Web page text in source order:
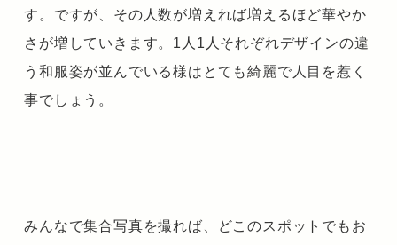
す。ですが、その人数が増えれば増えるほど華やか
さが増していきます。1人1人それぞれデザインの違
う和服姿が並んでいる様はとても綺麗で人目を惹く
事でしょう。
みんなで集合写真を撮れば、どこのスポットでもお